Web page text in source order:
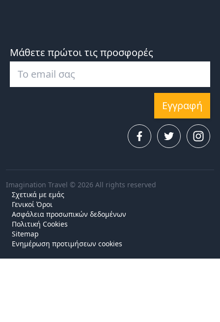
Μάθετε πρώτοι τις προσφορές
Εγγραφή
Imagination Travel © 2026 All rights reserved
Σχετικά με εμάς
Γενικοί Όροι
Ασφάλεια προσωπικών δεδομένων
Πολιτική Cookies
Sitemap
Ενημέρωση προτιμήσεων cookies